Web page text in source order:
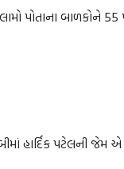
પોતાના બાળકોને
હાર્દિક પટેલની